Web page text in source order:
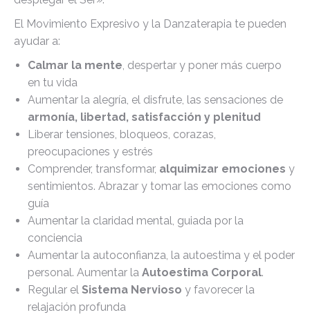
El Movimiento Expresivo y la Danzaterapia te pueden
ayudar a:
Calmar la mente, despertar y poner más cuerpo
en tu vida
Aumentar la alegría, el disfrute, las sensaciones de
armonía, libertad, satisfacción y plenitud
Liberar tensiones, bloqueos, corazas,
preocupaciones y estrés
Comprender, transformar, alquimizar emociones y
sentimientos. Abrazar y tomar las emociones como
guía
Aumentar la claridad mental, guiada por la
conciencia
Aumentar la autoconfianza, la autoestima y el poder
personal. Aumentar la Autoestima Corporal.
Regular el Sistema Nervioso y favorecer la
relajación profunda